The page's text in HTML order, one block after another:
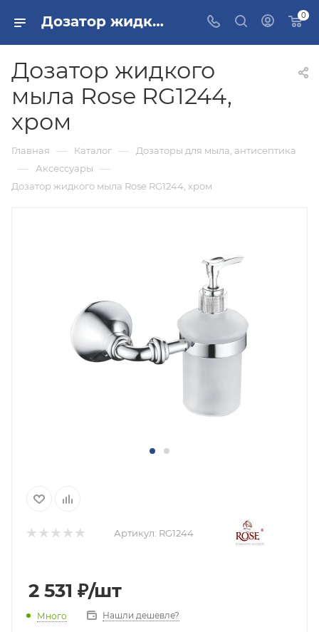
Дозатор жидкого мыла Rose RG1244, хром купить в Москве 0
Дозатор жидкого
мыла Rose RG1244,
хром
Главная — Каталог — Дозаторы для мыла, антисептика
— Аксессуары —
Дозатор жидкого мыла Rose RG1244, хром
Артикул: RG1244
2 531 ₽/шт
Много Нашли дешевле?